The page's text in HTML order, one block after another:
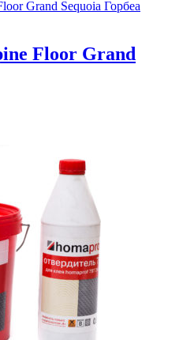
Floor Grand